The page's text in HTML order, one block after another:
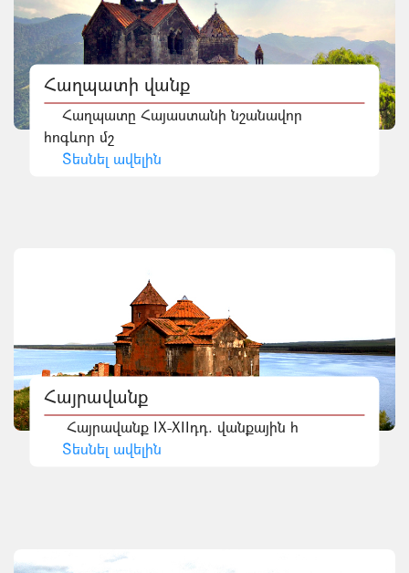
Հաղպատի վանք
Հաղպատը Հայաստանի նշանավոր
հոգևոր մշ
Տեսնել ավելին
Հայրավանք
Հայրավանք IX-XIIդդ. վանքային հ
Տեսնել ավելին